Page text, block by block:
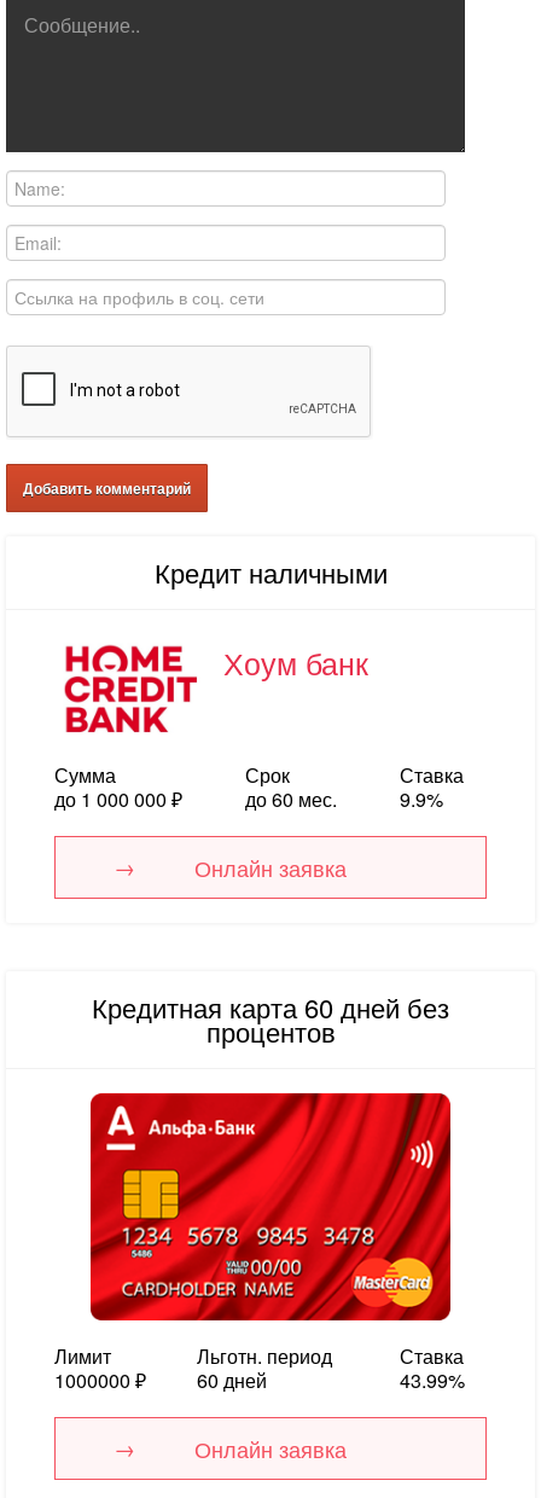
Кредит наличными
Хоум банк
Сумма
до 1 000 000 ₽
Срок
до 60 мес.
Ставка
9.9%
Онлайн заявка
Кредитная карта 60 дней без
процентов
Лимит
1000000 ₽
Льготн. период
60 дней
Ставка
43.99%
Онлайн заявка